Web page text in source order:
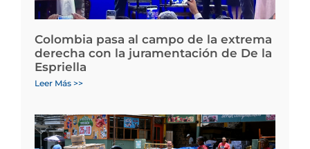
Colombia pasa al campo de la extrema
derecha con la juramentación de De la
Espriella
Leer Más >>